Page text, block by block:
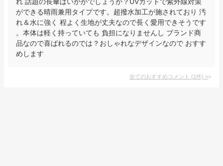
ができる晴雨兼用タイプです。超撥水加工が施されており 汚
れ＆水に強く 程よく生地が丈夫なので長く愛用できそうです
。本体は軽く持っていても 負担になりませんし ブランド商
品なので喜ばれるのでは？おしゃれなデザインなので おすす
めします
全てのおすすめコメント (1件) >